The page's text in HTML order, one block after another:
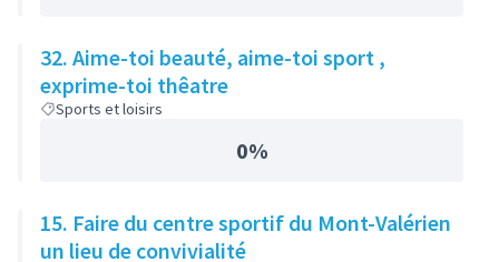
32. Aime-toi beauté, aime-toi sport ,
exprime-toi thêatre
Sports et loisirs
0%
15. Faire du centre sportif du Mont-Valérien
un lieu de convivialité